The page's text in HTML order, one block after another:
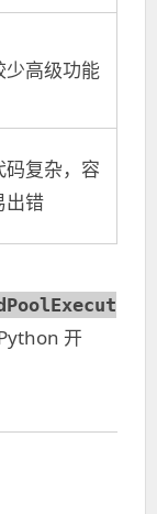
少高级功能
码复杂，容
出错
开